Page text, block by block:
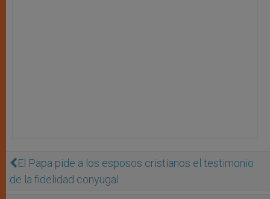
El Papa pide a los esposos cristianos el testimonio
de la fidelidad conyugal